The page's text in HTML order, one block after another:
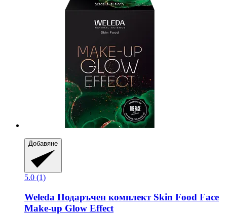
Добавяне
5.0 (1)
Weleda Подаръчен комплект Skin Food Face
Make-​up Glow Effect